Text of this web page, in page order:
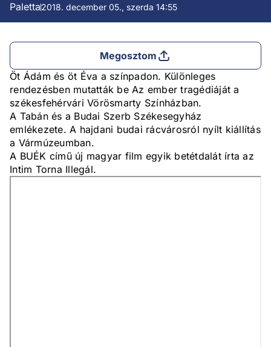
Paletta2018. december 05., szerda 14:55
Megosztom
Öt Ádám és öt Éva a színpadon. Különleges
rendezésben mutatták be Az ember tragédiáját a
székesfehérvári Vörösmarty Színházban.
A Tabán és a Budai Szerb Székesegyház
emlékezete. A hajdani budai rácvárosról nyílt kiállítás
a Vármúzeumban.
A BUÉK című új magyar film egyik betétdalát írta az
Intim Torna Illegál.